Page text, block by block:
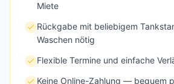
Miete
Rückgabe mit beliebigem
Waschen nötig
Flexible Termine und einfache
Keine Online-Zahlung — bequem